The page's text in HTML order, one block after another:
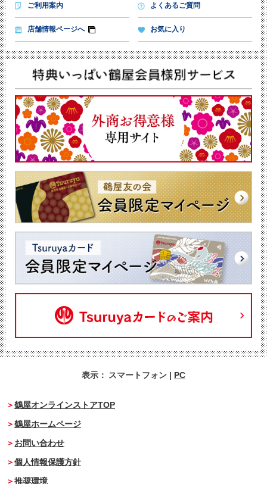
ご利用案内 よくあるご質問
店舗情報ページへ お気に入り
表示： スマートフォン | PC
鶴屋オンラインストアTOP
鶴屋ホームページ
お問い合わせ
個人情報保護方針
推奨環境